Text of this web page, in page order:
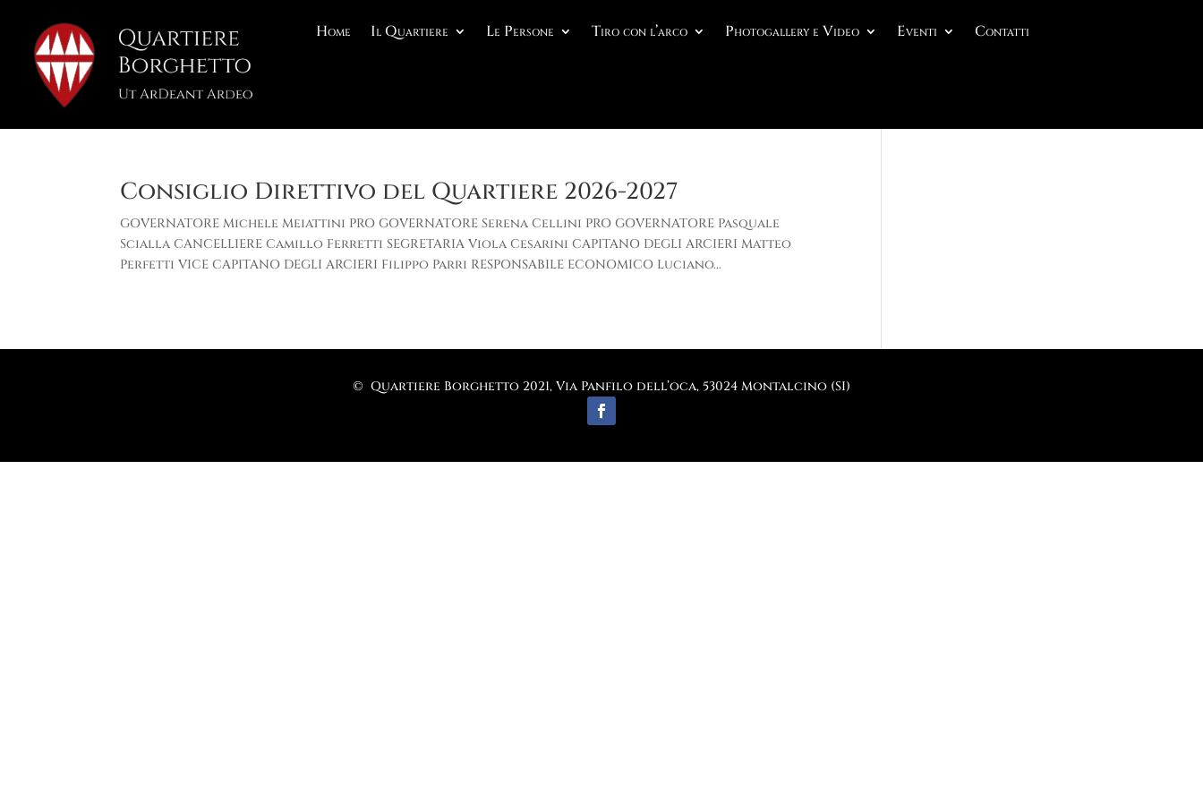
Home Il Quartiere Le Persone Tiro con l’arco Photogallery e Video Eventi Contatti
Consiglio Direttivo del Quartiere 2026-2027
GOVERNATORE Michele Meiattini PRO GOVERNATORE Serena Cellini PRO GOVERNATORE Pasquale
Scialla CANCELLIERE Camillo Ferretti SEGRETARIA Viola Cesarini CAPITANO DEGLI ARCIERI Matteo
Perfetti VICE CAPITANO DEGLI ARCIERI Filippo Parri RESPONSABILE ECONOMICO Luciano...
© Quartiere Borghetto 2021, Via Panfilo dell’oca, 53024 Montalcino (SI)